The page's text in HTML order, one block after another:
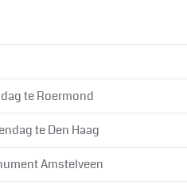
te Roermond
te Den Haag
Amstelveen